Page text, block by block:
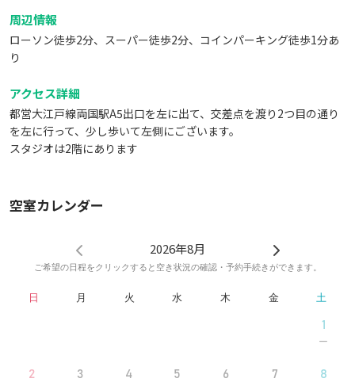
周辺情報
ローソン徒歩2分、スーパー徒歩2分、コインパーキング徒歩1分あ
り
アクセス詳細
都営大江戸線両国駅A5出口を左に出て、交差点を渡り2つ目の通り
を左に行って、少し歩いて左側にございます。
スタジオは2階にあります
空室カレンダー
2026年8月
ご希望の日程をクリックすると空き状況の確認・予約手続きができます。
日 月 火 水 木 金 土
1
2 3 4 5 6 7 8